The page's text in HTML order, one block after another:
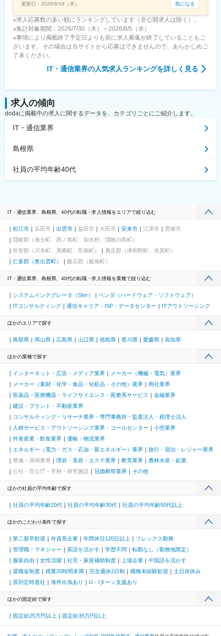
更新日： 2026/6/18（木） 気になる
※求人応募数の多い順にランキングしています（非公開求人は除く）。
※集計対象期間：2026/7/30（木）～2026/8/5（水）
※事情により掲載終了予定日よりも前に求人募集が終了していることもご
ざいます。その場合は当サイトから応募はできませんので、あらかじめご
了承ください。
IT・通信業界の人気求人ランキングを詳しく見る
求人の傾向
dodaに掲載中の求人に関するデータを、カテゴリごとにご紹介します。
IT・通信業界
島根県
社員の平均年齢40代
IT・通信業界、島根県、40代の転職・求人情報をエリアで絞り込む
松江市 浜田市 出雲市 益田市 大田市 安来市 江津市
雲南市
隠岐郡（海士町、西ノ島町、知夫村、隠岐の島町）
邑智郡（川本町、美郷町、邑南町）
鹿足郡（津和野町、吉賀町）
仁多郡（奥出雲町）
飯石郡（飯南町）
IT・通信業界、島根県、40代の転職・求人情報を業種で絞り込む
システムインテグレータ（SIer）
ベンダ（ハードウェア・ソフトウェア）
ITコンサルティング
通信キャリア・ISP・データセンター ITアウトソーシング
ほかのエリアで探す
鳥取県 岡山県 広島県 山口県 徳島県 香川県 愛媛県 高知県
ほかの業種で探す
インターネット・広告・メディア業界
メーカー（機械・電気）業界
メーカー（素材・化学・食品・化粧品・その他）業界
商社業界
医薬品・医療機器・ライフサイエンス・医療系サービス
金融業界
建設・プラント・不動産業界
コンサルティング・リサーチ業界・専門事務所・監査法人・税理士法人
人材サービス・アウトソーシング業界・コールセンター
小売業界
外食産業・飲食業界
運輸・物流業界
エネルギー（電力・ガス・石油・新エネルギー）業界
旅行・宿泊・レジャー業界
警備・清掃業界
理容・美容・エステ業界 教育業界
農林水産・鉱業
公社・官公庁・学校・研究施設
冠婚葬祭業界 その他
ほかの社員の平均年齢で探す
社員の平均年齢20代 社員の平均年齢30代 社員の平均年齢50代以上
ほかのこだわり条件で探す
第二新卒歓迎 外資系企業 年間休日120日以上
フレックス勤務
管理職・マネジャー
英語を活かす 学歴不問
転勤なし（勤務地限定）
服装自由
女性活躍 社宅・家賃補助制度 上場企業
中国語を活かす
退職金制度
残業20時間未満 完全週休2日制 職種未経験歓迎
土日祝休み
原則定時退社
海外出張あり U・Iターン支援あり
ほかの固定給で探す
固定給25万円以上 固定給35万円以上